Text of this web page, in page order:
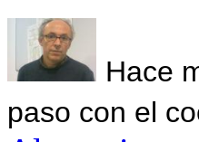
Hace
paso con el